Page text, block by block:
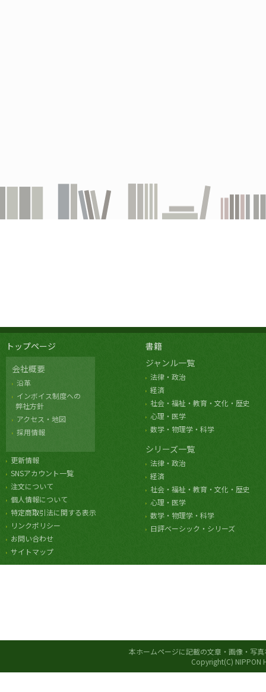
トップページ
会社概要
沿革
インボイス制度への
弊社方針
アクセス・地図
採用情報
更新情報
SNSアカウント一覧
注文について
個人情報について
特定商取引法に関する表示
リンクポリシー
お問い合わせ
サイトマップ
書籍
ジャンル一覧
法律・政治
経済
社会・福祉・教育・文化・歴史
心理・医学
数学・物理学・科学
シリーズ一覧
法律・政治
経済
社会・福祉・教育・文化・歴史
心理・医学
数学・物理学・科学
日評ベーシック・シリーズ
本ホームページに記載の文章・画像・写
Copyright(C) NIPPON